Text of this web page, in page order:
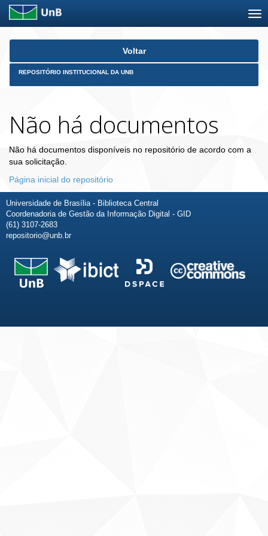
Skip
Voltar
REPOSITÓRIO INSTITUCIONAL DA UNB
Não há documentos
Não há documentos disponíveis no repositório de acordo com a
sua solicitação.
Página inicial do repositório
Universidade de Brasília - Biblioteca Central
Coordenadoria de Gestão da Informação Digital - GID
(61) 3107-2683
repositorio@unb.br